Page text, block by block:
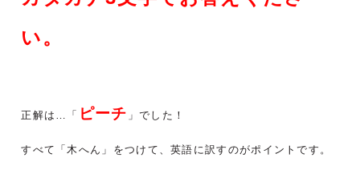
い。
正解は…「 ピーチ 」でした！
すべて「木へん」をつけて、英語に訳すのがポイントです。